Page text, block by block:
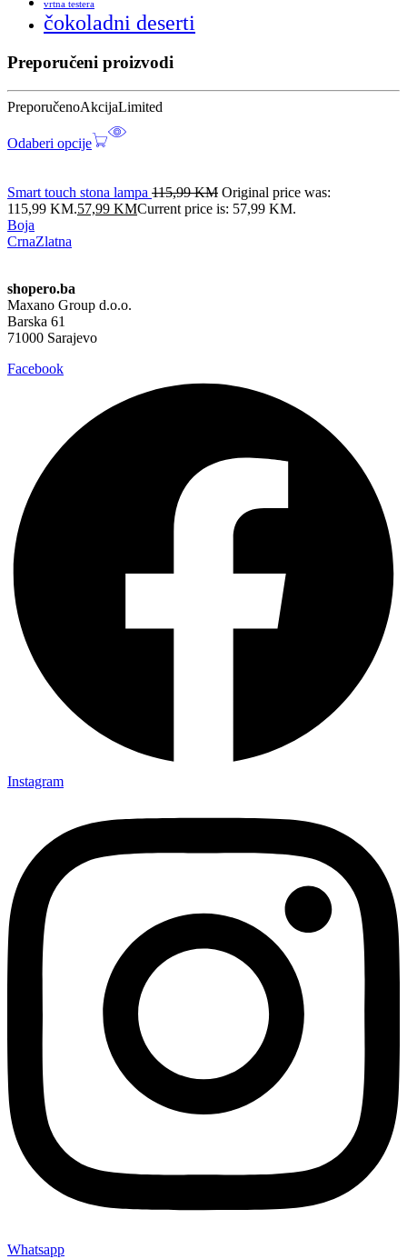
vrtna testera
čokoladni deserti
Preporučeni proizvodi
PreporučenoAkcijaLimited
Odaberi opcije
Smart touch stona lampa 115,99KM Original price was:
115,99 KM.57,99 KMCurrent price is: 57,99 KM.
Boja
CrnaZlatna
shopero.ba
Maxano Group d.o.o.
Barska 61
71000 Sarajevo
Facebook
Instagram
Whatsapp